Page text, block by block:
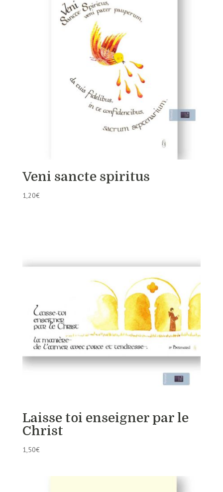
Veni sancte spiritus
1,20€
Laisse toi enseigner par le
Christ
1,50€